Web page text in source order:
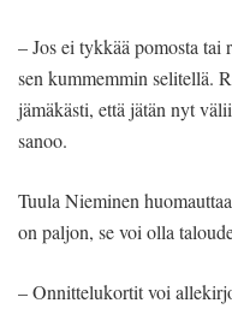
– Jos ei tykkää pomosta tai
sen kummemmin selitellä.
jämäkästi, että jätän nyt
sanoo.
Tuula Nieminen
on paljon, se voi olla
– Onnittelukortit voi